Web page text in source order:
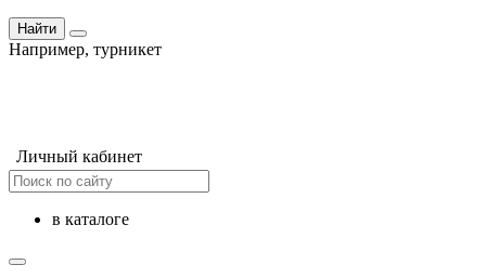
Найти
Например, турникет
Личный кабинет
в каталоге